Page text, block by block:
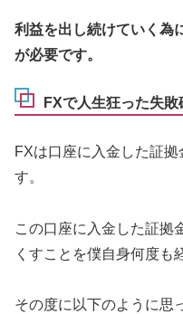
利益を出し続けていく為
が必要です。
FXで人生狂った失敗
FXは口座に入金した証
す。
この口座に入金した証拠
くすことを僕自身何度も
その度に以下のように思